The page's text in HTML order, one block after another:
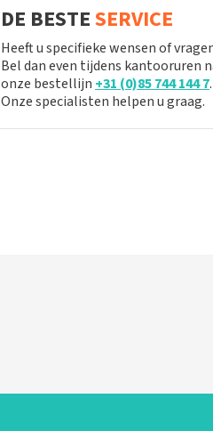
DE BESTESERVICE
Heeft u specifieke wensen of
Bel dan even tijdens kantooruren
onze bestellijn +31 (0)85 744 144 7.
Onze specialisten helpen u graag.